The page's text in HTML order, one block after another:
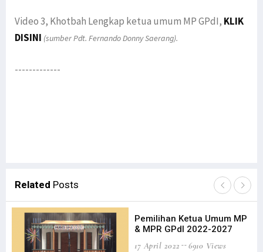
Video 3, Khotbah Lengkap ketua umum MP GPdI, KLIK
DISINI (sumber Pdt. Fernando Donny Saerang).
-------------
Related Posts
Pemilihan Ketua Umum MP
& MPR GPdI 2022-2027
17 April 2022
6910 Views